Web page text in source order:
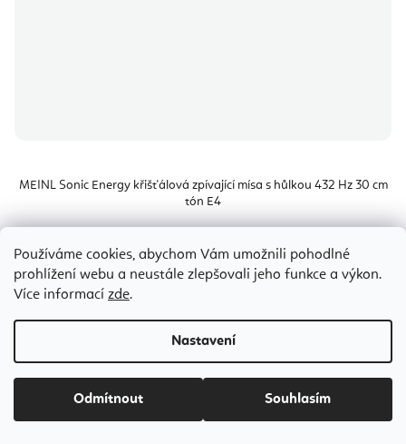
Používáme cookies, abychom Vám umožnili pohodlné
prohlížení webu a neustále zlepšovali jeho funkce a výkon.
Více informací zde.
Nastavení
Odmítnout Souhlasím
MEINL Sonic Energy křišťálová zpívající mísa s hůlkou 432 Hz 30 cm
tón E4
Odesíláme do 8-10 dnů
5 082 Kč